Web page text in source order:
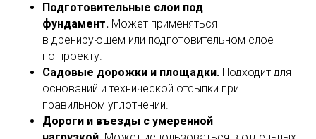
Подготовительные слои под
фундамент. Может применяться
в дренирующем или подготовительном слое
по проекту.
Садовые дорожки и площадки. Подходит для
оснований и технической отсыпки при
правильном уплотнении.
Дороги и въезды с умеренной